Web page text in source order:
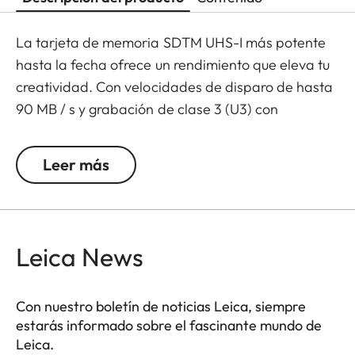
La tarjeta de memoria SDTM UHS-I más potente
hasta la fecha ofrece un rendimiento que eleva tu
creatividad. Con velocidades de disparo de hasta
90 MB / s y grabación de clase 3 (U3) con
4K UHD de alta resolución asombrosos y sin
interrupciones. Y, debido a que su ritmo no se
Además, está diseñado para resistir el clima, el
ideales para que pueda estar seguro de que está
bien para ir a donde lo lleve su trabajo.
Leer más
Leica News
Con nuestro boletín de noticias Leica, siempre
estarás informado sobre el fascinante mundo de
Leica.